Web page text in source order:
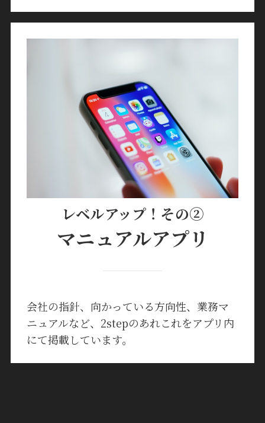
レベルアップ！その②
マニュアルアプリ
会社の指針、向かっている方向性、業務マ
ニュアルなど、2stepのあれこれをアプリ内
にて掲載しています。